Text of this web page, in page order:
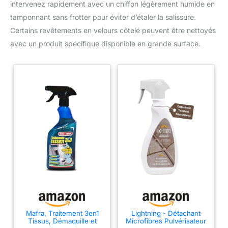
attendez environ 72 heures pour
qu'il reprenne sa forme initiale.
Pendant ce temps, tapotez
délicatement chaque partie pour
éclat. Vous profiterez alors d'un
longue incurvée - Tissu velours côtelé - Mousse haute densité
Convient aux enfants et aux animaux domestiques
intervenez rapidement avec un chiffon légèrement humide en
tamponnant sans frotter pour éviter d’étaler la salissure.
Certains revêtements en velours côtelé peuvent être nettoyés
avec un produit spécifique disponible en grande surface.
Mafra, Traitement 3en1
Tissus, Démaquille et
Lightning - Détachant
Microfibres Pulvérisateur